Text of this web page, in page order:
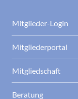
Mitglieder-Login
Mitgliederportal
Mitgliedschaft
Beratung